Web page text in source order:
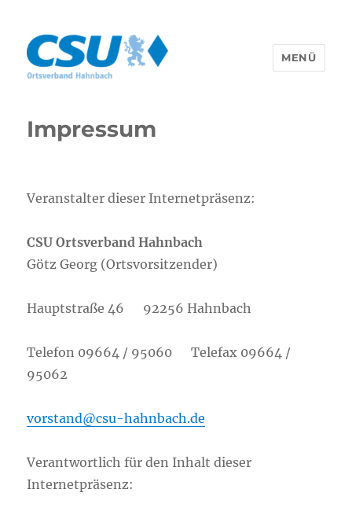
MENÜ
Impressum
Veranstalter dieser Internetpräsenz:
CSU Ortsverband Hahnbach
Götz Georg (Ortsvorsitzender)
Hauptstraße 46 92256 Hahnbach
Telefon 09664 / 95060 Telefax 09664 /
95062
vorstand@csu-hahnbach.de
Verantwortlich für den Inhalt dieser
Internetpräsenz: